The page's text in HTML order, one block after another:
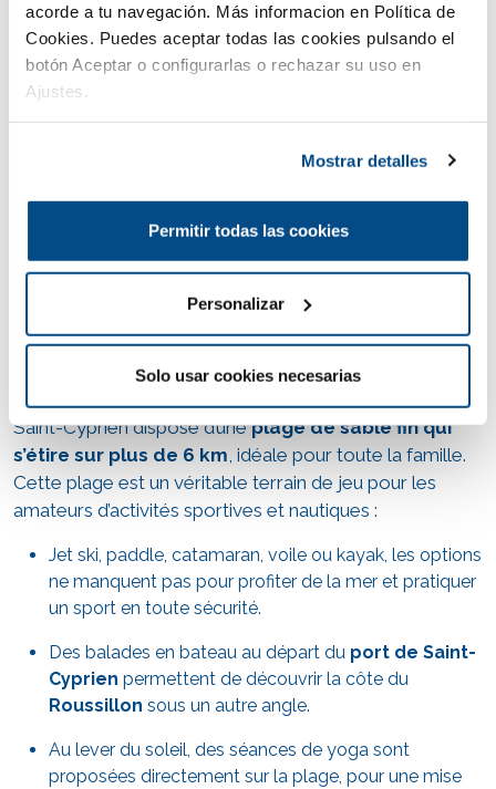
acorde a tu navegación. Más informacion en Política de
Cookies. Puedes aceptar todas las cookies pulsando el
botón Aceptar o configurarlas o rechazar su uso en
Ajustes.
Mostrar detalles
Permitir todas las cookies
Personalizar
Solo usar cookies necesarias
Aqualand Saint-Cyprien
chaleureux et les nombreuses activités proposées.
Pour profiter pleinement de cette expérience, il est
fortement conseillé de réserver vos billets
Plages, activités nautiques et
sportives en bord de mer
Saint-Cyprien dispose d’uneplage de sable fin qui
s’étire sur plus de 6 km, idéale pour toute la famille.
Cette plage est un véritable terrain de jeu pour les
amateurs d’activités sportives et nautiques :
Jet ski, paddle, catamaran, voile ou kayak, les options
ne manquent pas pour profiter de la mer et pratiquer
un sport en toute sécurité.
Des balades en bateau au départ du port de Saint-
Cyprien permettent de découvrir la côte du
Roussillon sous un autre angle.
Au lever du soleil, des séances de yoga sont
proposées directement sur la plage, pour une mise